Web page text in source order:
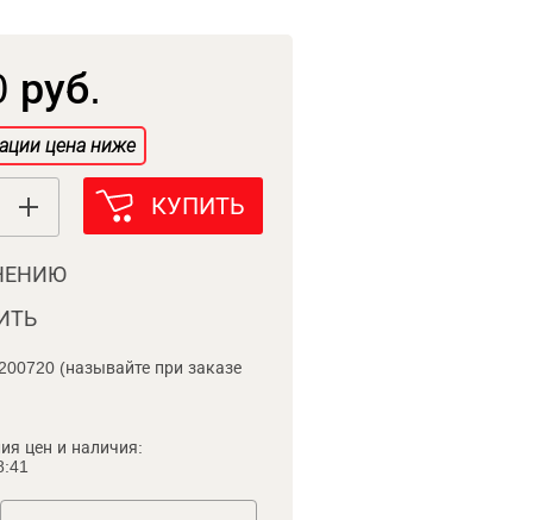
руб.
цена ниже
КУПИТЬ
(называйте при заказе
цен и наличия: